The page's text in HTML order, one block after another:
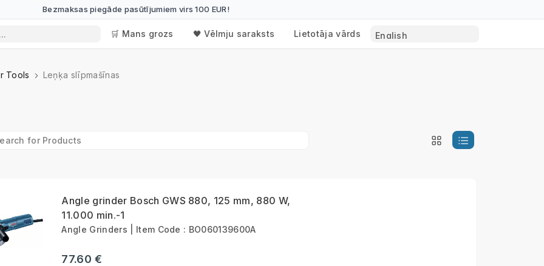
Bezmaksas piegāde pasūtījumiem virs 100 EUR!
🛒 Mans grozs 🖤 Vēlmju saraksts Lietotāja vārds
Tools Leņķa slīpmašīnas
Angle grinder Bosch GWS 880, 125 mm, 880 W,
11.000 min.-1
Angle Grinders | Item Code : BO060139600A
77.60 €